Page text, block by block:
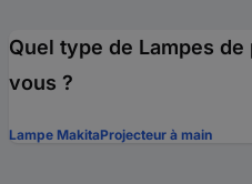
Quel type de Lampes
vous ?
Lampe MakitaProjecteur à main